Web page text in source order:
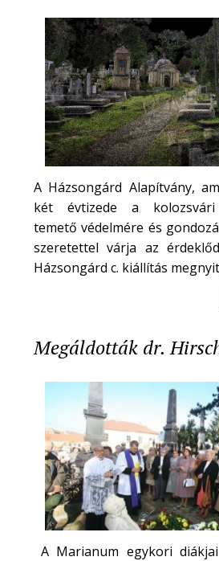
A Házsongárd Alapítvány,
két évtizede a kolozsvári
temető védelmére és
szeretettel várja az
Házsongárd c. kiállítás
Megáldották dr.
A Marianum egykori